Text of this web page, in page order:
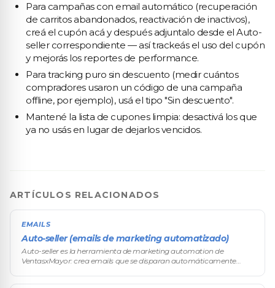
Para campañas con email automático (recuperación
de carritos abandonados, reactivación de inactivos),
creá el cupón acá y después adjuntalo desde el Auto-
seller correspondiente — así trackeás el uso del cupón
y mejorás los reportes de performance.
Para tracking puro sin descuento (medir cuántos
compradores usaron un código de una campaña
offline, por ejemplo), usá el tipo "Sin descuento".
Mantené la lista de cupones limpia: desactivá los que
ya no usás en lugar de dejarlos vencidos.
ARTÍCULOS RELACIONADOS
EMAILS
Auto-seller (emails de marketing automatizado)
Auto-seller es la herramienta de marketing automation de
VentasxMayor: crea emails que se disparan automáticamente